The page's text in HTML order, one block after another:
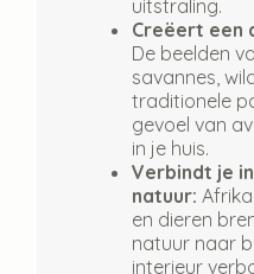
uitstraling.
Creëert een
De beelden
savannes,
traditionele
gevoel van
in je huis.
Verbindt je
natuur:
en dieren
natuur naar
interieur